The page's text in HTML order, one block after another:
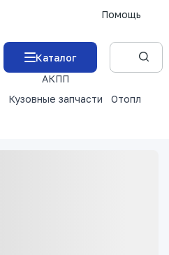
Помощь
Каталог
АКПП
Кузовные запчасти
Отопление